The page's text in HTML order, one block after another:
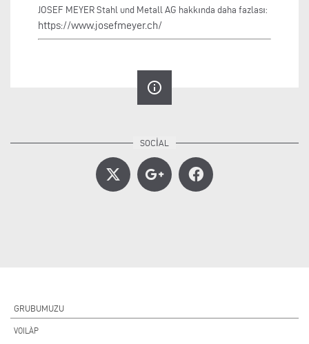
JOSEF MEYER Stahl und Metall AG hakkında daha fazlası:
https://www.josefmeyer.ch/
info_outline
GRUBUMUZU
VOILÀP